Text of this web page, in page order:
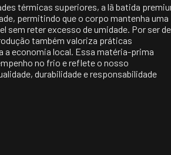
térmicas superiores, a lã batida
permitindo que o corpo mantenha uma
sem reter excesso de umidade. Por ser de
também valoriza práticas
a economia local. Essa matéria-prima
no frio e reflete o nosso
durabilidade e responsabilidade